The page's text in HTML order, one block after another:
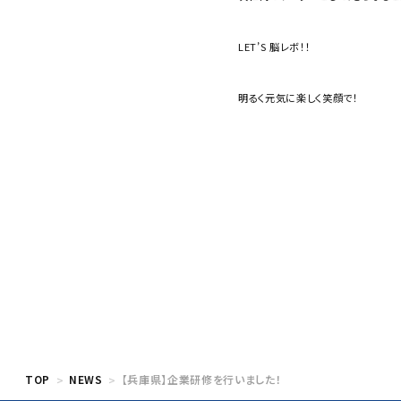
LET’S 脳レボ！！
明るく元気に楽しく笑顔で！
TOP NEWS 【兵庫県】企業研修を行いました！